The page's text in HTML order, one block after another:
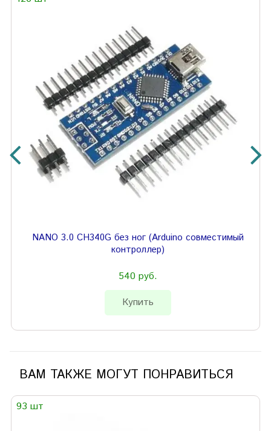
NANO 3.0 CH340G без ног (Arduino совместимый
контроллер)
540 руб.
Купить
ВАМ ТАКЖЕ МОГУТ ПОНРАВИТЬСЯ
93 шт